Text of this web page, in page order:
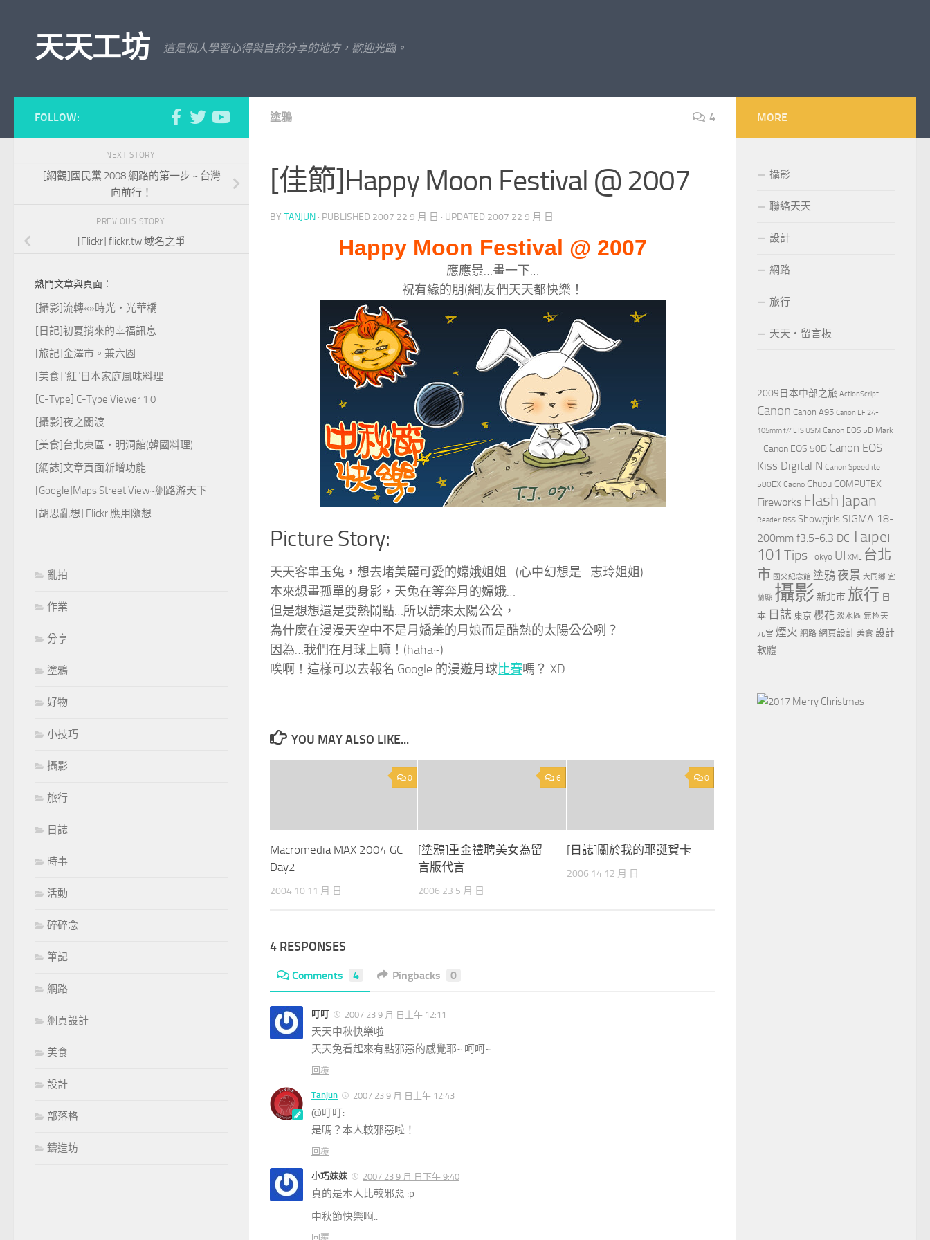
天天工坊 這是個人學習心得與自我分享的地方，歡迎光臨。
塗鴉 4
[佳節]Happy Moon Festival @ 2007
BY TANJUN · PUBLISHED 2007 22 9 月 日 · UPDATED 2007 22 9 月 日
Happy Moon Festival @ 2007
應應景…畫一下…
祝有緣的朋(網)友們天天都快樂！
Picture Story:
天天客串玉兔，想去堵美麗可愛的嫦娥姐姐…(心中幻想是…志玲姐姐)
本來想畫孤單的身影，天兔在等奔月的嫦娥…
但是想想還是要熱鬧點…所以請來太陽公公，
為什麼在漫漫天空中不是月嬌羞的月娘而是酷熱的太陽公公咧？
因為…我們在月球上嘛！(haha~)
唉啊！這樣可以去報名 Google 的漫遊月球比賽嗎？ XD
YOU MAY ALSO LIKE...
0
Macromedia MAX 2004 GC
Day2
2004 10 11 月 日
6
[塗鴉]重金禮聘美女為留
言版代言
2006 23 5 月 日
0
[日誌]關於我的耶誕賀卡
2006 14 12 月 日
4 RESPONSES
Comments 4 Pingbacks 0
叮叮 2007 23 9 月 日上午 12:11
天天中秋快樂啦
天天兔看起來有點邪惡的感覺耶~ 呵呵~
回覆
Tanjun 2007 23 9 月 日上午 12:43
@叮叮:
是嗎？本人較邪惡啦！
回覆
小巧妹妹 2007 23 9 月 日下午 9:40
真的是本人比較邪惡 :p
中秋節快樂啊..
回覆
FOLLOW:
NEXT STORY
[網觀]國民黨 2008 網路的第一步 ~ 台灣
向前行！
PREVIOUS STORY
[Flickr] flickr.tw 域名之爭
熱門文章與頁面︰
[攝影]流轉«»時光‧光華橋
[日記]初夏捎來的幸福訊息
[旅記]金澤市。兼六園
[美食]"紅"日本家庭風味料理
[C-Type] C-Type Viewer 1.0
[攝影]夜之關渡
[美食]台北東區‧明洞館(韓國料理)
[網誌]文章頁面新增功能
[Google]Maps Street View~網路游天下
[胡思亂想] Flickr 應用隨想
亂拍
作業
分享
塗鴉
好物
小技巧
攝影
旅行
日誌
時事
活動
碎碎念
筆記
網路
網頁設計
美食
設計
部落格
鑄造坊
MORE
攝影
聯絡天天
設計
網路
旅行
天天‧留言板
2009日本中部之旅 ActionScript
Canon Canon A95 Canon EF 24-
105mm f/4L IS USM Canon EOS 5D Mark
Canon EOS 50D Canon EOS
Kiss Digital N Canon Speedlite
580EX Caono Chubu COMPUTEX
Fireworks Flash Japan
Reader RSS Showgirls SIGMA 18-
200mm f3.5-6.3 DC Taipei
101 Tips Tokyo UI XML 台北
市 國父紀念館 塗鴉夜景 大同鄉 宜
蘭縣 攝影 新北市 旅行 日
本 日誌 東京 櫻花 淡水區 無極天
元宮 煙火 網路 網頁設計 美食 設計
軟體